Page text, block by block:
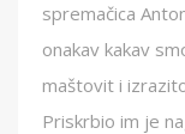
spremačica
onakav kakav
maštovit i
Priskrbio im je